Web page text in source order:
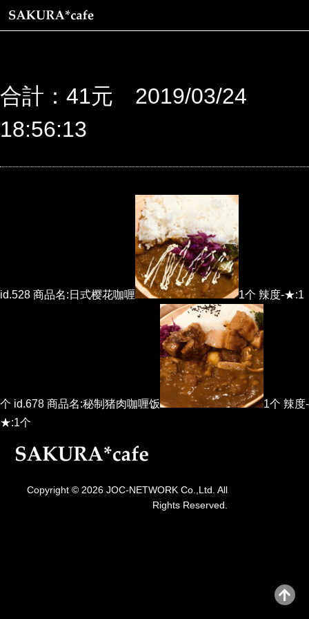
合計：41元 2019/03/24
18:56:13
id.528 商品名:日式樱花咖喱 1个 辣度-★:1
个 id.678 商品名:秘制猪肉咖喱饭
1个 辣度-
★:1个
Copyright © 2026 JOC-NETWORK Co.,Ltd. All
Rights Reserved.